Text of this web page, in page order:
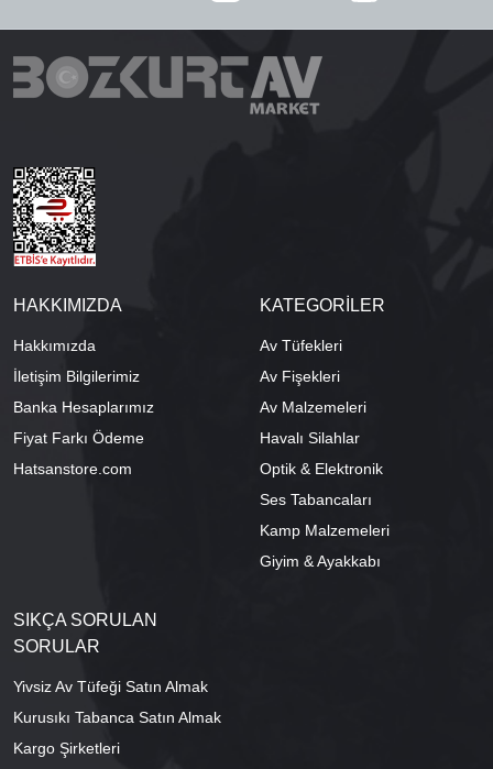
HAKKIMIZDA
Hakkımızda
İletişim Bilgilerimiz
Banka Hesaplarımız
Fiyat Farkı Ödeme
Hatsanstore.com
KATEGORİLER
Av Tüfekleri
Av Fişekleri
Av Malzemeleri
Havalı Silahlar
Optik & Elektronik
Ses Tabancaları
Kamp Malzemeleri
Giyim & Ayakkabı
SIKÇA SORULAN
SORULAR
Yivsiz Av Tüfeği Satın Almak
Kurusıkı Tabanca Satın Almak
Kargo Şirketleri